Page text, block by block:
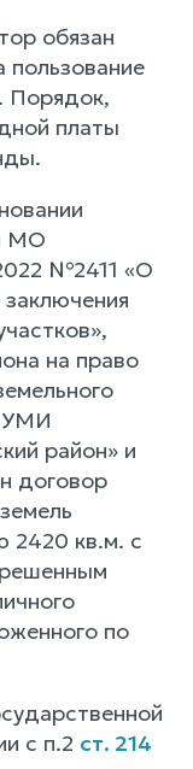
обязан
пользование
Порядок,
платы
МО
№2411 «О
на право
район» и
договор
2420 кв.м. с
по
с п.2 ст. 214